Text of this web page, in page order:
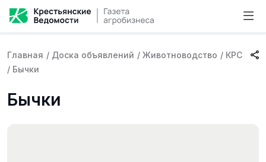
Главная / Доска объявлений / Животноводство / КРС
/ Бычки
Бычки